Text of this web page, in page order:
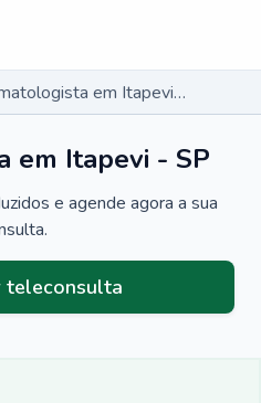
Dermatologista em Itapevi - SP
em Itapevi - SP
e agende agora a sua
teleconsulta